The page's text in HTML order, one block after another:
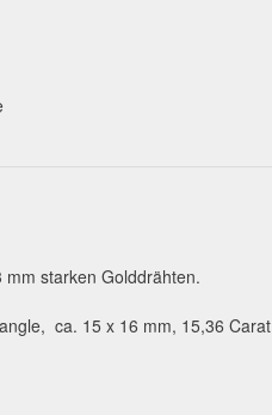
starken Golddrähten.
ca. 15 x 16 mm, 15,36 Carat